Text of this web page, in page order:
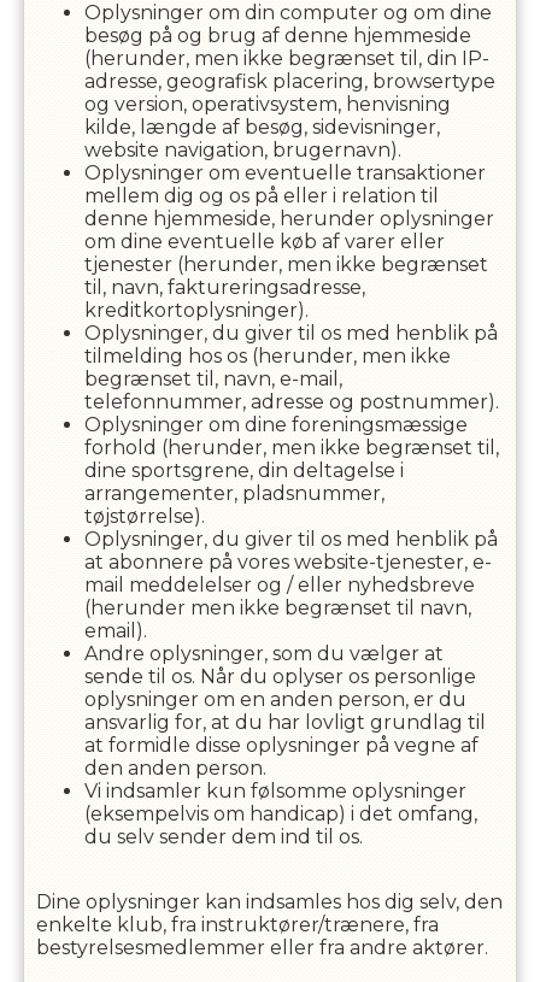
Oplysninger om din computer og om dine
besøg på og brug af denne hjemmeside
(herunder, men ikke begrænset til, din IP-
adresse, geografisk placering, browsertype
og version, operativsystem, henvisning
kilde, længde af besøg, sidevisninger,
website navigation, brugernavn).
Oplysninger om eventuelle transaktioner
mellem dig og os på eller i relation til
denne hjemmeside, herunder oplysninger
om dine eventuelle køb af varer eller
tjenester (herunder, men ikke begrænset
til, navn, faktureringsadresse,
kreditkortoplysninger).
Oplysninger, du giver til os med henblik på
tilmelding hos os (herunder, men ikke
begrænset til, navn, e-mail,
telefonnummer, adresse og postnummer).
Oplysninger om dine foreningsmæssige
forhold (herunder, men ikke begrænset til,
dine sportsgrene, din deltagelse i
arrangementer, pladsnummer,
tøjstørrelse).
Oplysninger, du giver til os med henblik på
at abonnere på vores website-tjenester, e-
mail meddelelser og / eller nyhedsbreve
(herunder men ikke begrænset til navn,
email).
Andre oplysninger, som du vælger at
sende til os. Når du oplyser os personlige
oplysninger om en anden person, er du
ansvarlig for, at du har lovligt grundlag til
at formidle disse oplysninger på vegne af
den anden person.
Vi indsamler kun følsomme oplysninger
(eksempelvis om handicap) i det omfang,
du selv sender dem ind til os.
Dine oplysninger kan indsamles hos dig selv, den
enkelte klub, fra instruktører/trænere, fra
bestyrelsesmedlemmer eller fra andre aktører.